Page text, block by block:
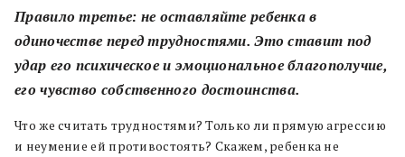
Правило третье: не оставляйте ребенка в
одиночестве перед трудностями. Это ставит под
удар его психическое и эмоциональное благополучие,
его чувство собственного достоинства.
Что же считать трудностями? Только ли прямую агрессию
и неумение ей противостоять? Скажем, ребенка не